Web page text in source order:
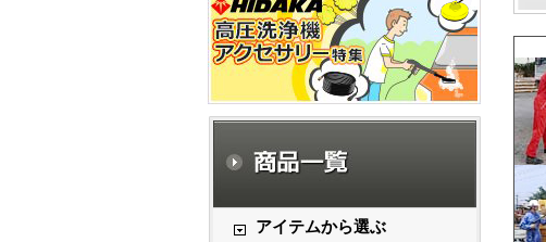
アイテムから選ぶ